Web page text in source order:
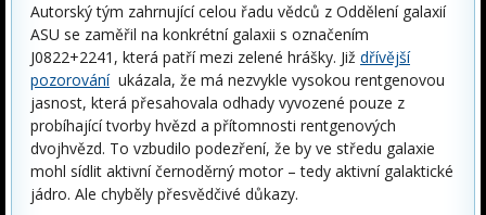
Autorský tým zahrnující celou řadu vědců z Oddělení galaxií
ASU se zaměřil na konkrétní galaxii s označením
J0822+2241, která patří mezi zelené hrášky. Již dřívější
pozorováníukázala, že má nezvykle vysokou rentgenovou
jasnost, která přesahovala odhady vyvozené pouze z
probíhající tvorby hvězd a přítomnosti rentgenových
dvojhvězd. To vzbudilo podezření, že by ve středu galaxie
mohl sídlit aktivní černoděrný motor – tedy aktivní galaktické
jádro. Ale chyběly přesvědčivé důkazy.